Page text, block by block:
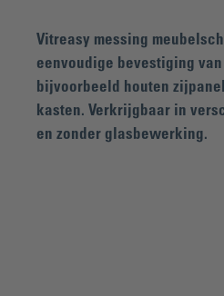
Vitreasy messing
eenvoudige bevestiging
bijvoorbeeld houten
kasten. Verkrijgbaar in
en zonder glasbewerking.